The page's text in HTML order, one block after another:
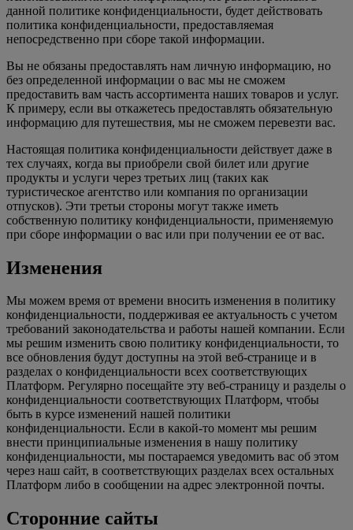
данной политике конфиденциальности, будет действовать
политика конфиденциальности, предоставляемая
непосредственно при сборе такой информации.
Вы не обязаны предоставлять нам личную информацию, но
без определенной информации о вас мы не сможем
предоставить вам часть ассортимента наших товаров и услуг.
К примеру, если вы откажетесь предоставлять обязательную
информацию для путешествия, мы не сможем перевезти вас.
Настоящая политика конфиденциальности действует даже в
тех случаях, когда вы приобрели свой билет или другие
продукты и услуги через третьих лиц (таких как
туристическое агентство или компания по организации
отпусков). Эти третьи стороны могут также иметь
собственную политику конфиденциальности, применяемую
при сборе информации о вас или при получении ее от вас.
Изменения
Мы можем время от времени вносить изменения в политику
конфиденциальности, поддерживая ее актуальность с учетом
требований законодательства и работы нашей компании. Если
мы решим изменить свою политику конфиденциальности, то
все обновления будут доступны на этой веб-странице и в
разделах о конфиденциальности всех соответствующих
Платформ. Регулярно посещайте эту веб-страницу и разделы о
конфиденциальности соответствующих Платформ, чтобы
быть в курсе изменений нашей политики
конфиденциальности. Если в какой-то момент мы решим
внести принципиальные изменения в нашу политику
конфиденциальности, мы постараемся уведомить вас об этом
через наш сайт, в соответствующих разделах всех остальных
Платформ либо в сообщении на адрес электронной почты.
Сторонние сайты